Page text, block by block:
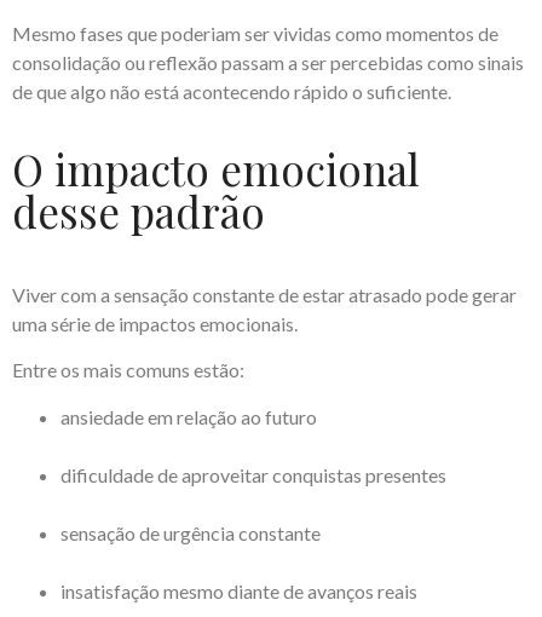
Mesmo fases que poderiam ser vividas como momentos de
consolidação ou reflexão passam a ser percebidas como sinais
de que algo não está acontecendo rápido o suficiente.
O impacto emocional
desse padrão
Viver com a sensação constante de estar atrasado pode gerar
uma série de impactos emocionais.
Entre os mais comuns estão:
ansiedade em relação ao futuro
dificuldade de aproveitar conquistas presentes
sensação de urgência constante
insatisfação mesmo diante de avanços reais